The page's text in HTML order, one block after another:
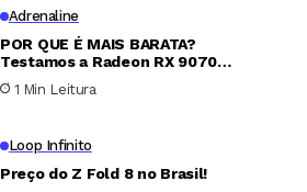
Adrenaline
POR QUE É MAIS BARATA?
Testamos a Radeon RX 9070
XT
1 Min Leitura
Loop Infinito
Preço do Z Fold 8 no Brasil!